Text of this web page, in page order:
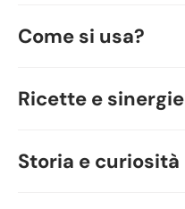
Come si usa?
Ricette e sinergie
Storia e curiosità